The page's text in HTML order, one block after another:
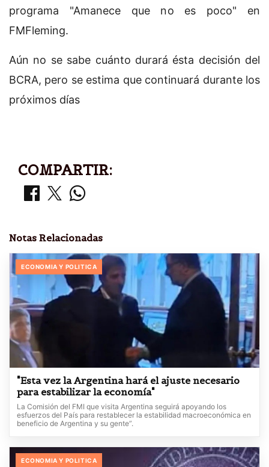
programa "Amanece que no es poco" en
FMFleming.
Aún no se sabe cuánto durará ésta decisión del
BCRA, pero se estima que continuará durante los
próximos días
COMPARTIR:
Notas Relacionadas
ECONOMIA Y POLITICA
"Esta vez la Argentina hará el ajuste necesario
para estabilizar la economía"
La Comisión del FMI que visita Argentina seguirá apoyando los
esfuerzos del País para restablecer la estabilidad macroeconómica en
beneficio de Argentina y su gente”.
ECONOMIA Y POLITICA